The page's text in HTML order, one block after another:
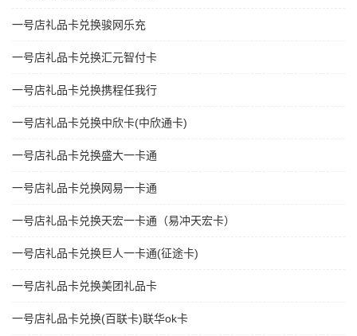
一号店礼品卡兑换骏网乐充
一号店礼品卡兑换汇元智付卡
一号店礼品卡兑换携程任我行
一号店礼品卡兑换中欣卡(中欣通卡)
一号店礼品卡兑换盛大一卡通
一号店礼品卡兑换网易一卡通
一号店礼品卡兑换天宏一卡通（易冲天宏卡）
一号店礼品卡兑换巨人一卡通(征途卡)
一号店礼品卡兑换美团礼品卡
一号店礼品卡兑换(百联卡)联华ok卡